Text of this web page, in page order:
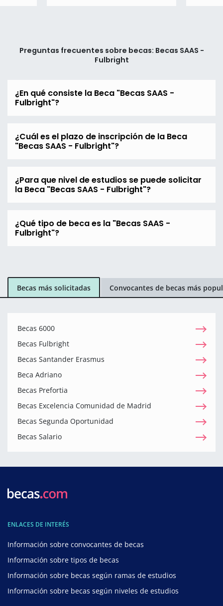
Preguntas frecuentes sobre becas: Becas SAAS -
Fulbright
¿En qué consiste la Beca "Becas SAAS -
Fulbright"?
¿Cuál es el plazo de inscripción de la Beca
"Becas SAAS - Fulbright"?
¿Para que nivel de estudios se puede solicitar
la Beca "Becas SAAS - Fulbright"?
¿Qué tipo de beca es la "Becas SAAS -
Fulbright"?
Becas más solicitadas Convocantes de becas más
Becas 6000
Becas Fulbright
Becas Santander Erasmus
Beca Adriano
Becas Prefortia
Becas Excelencia Comunidad de Madrid
Becas Segunda Oportunidad
Becas Salario
ENLACES DE INTERÉS
Información sobre convocantes de becas
Información sobre tipos de becas
Información sobre becas según ramas de estudios
Información sobre becas según niveles de estudios